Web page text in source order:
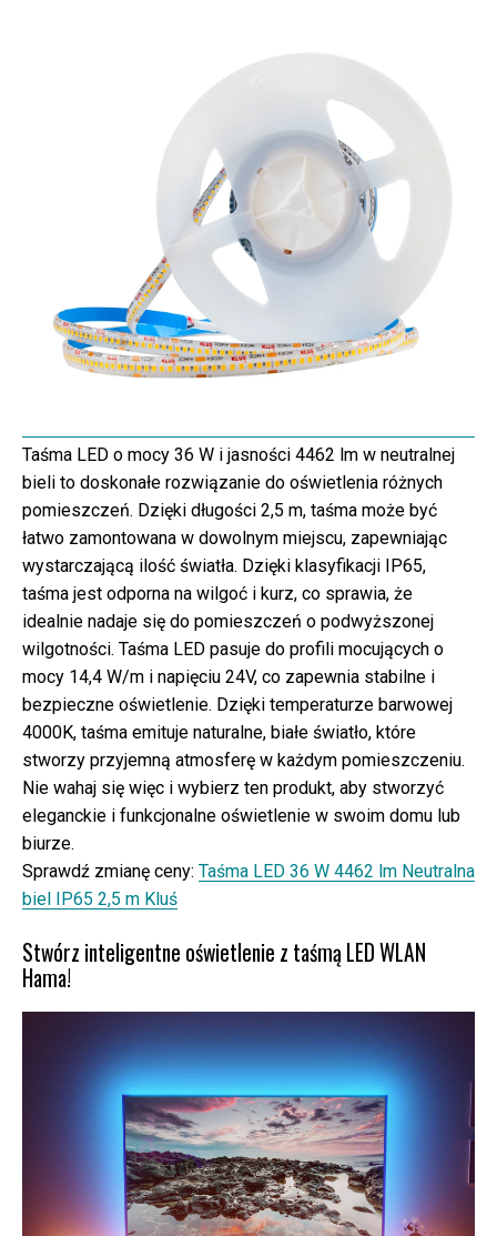
Taśma LED o mocy 36 W i jasności 4462 lm w neutralnej
bieli to doskonałe rozwiązanie do oświetlenia różnych
pomieszczeń. Dzięki długości 2,5 m, taśma może być
łatwo zamontowana w dowolnym miejscu, zapewniając
wystarczającą ilość światła. Dzięki klasyfikacji IP65,
taśma jest odporna na wilgoć i kurz, co sprawia, że
idealnie nadaje się do pomieszczeń o podwyższonej
wilgotności. Taśma LED pasuje do profili mocujących o
mocy 14,4 W/m i napięciu 24V, co zapewnia stabilne i
bezpieczne oświetlenie. Dzięki temperaturze barwowej
4000K, taśma emituje naturalne, białe światło, które
stworzy przyjemną atmosferę w każdym pomieszczeniu.
Nie wahaj się więc i wybierz ten produkt, aby stworzyć
eleganckie i funkcjonalne oświetlenie w swoim domu lub
biurze.
Sprawdź zmianę ceny: Taśma LED 36 W 4462 lm Neutralna
biel IP65 2,5 m Kluś
Stwórz inteligentne oświetlenie z taśmą LED WLAN
Hama!